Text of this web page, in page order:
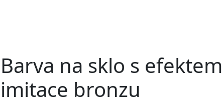
Barva na sklo s efektem
imitace bronzu